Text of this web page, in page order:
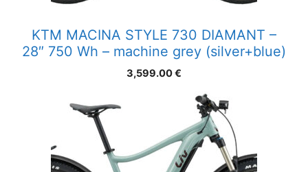
KTM MACINA STYLE 730 DIAMANT –
28″ 750 Wh – machine grey (silver+blue)
3,599.00€